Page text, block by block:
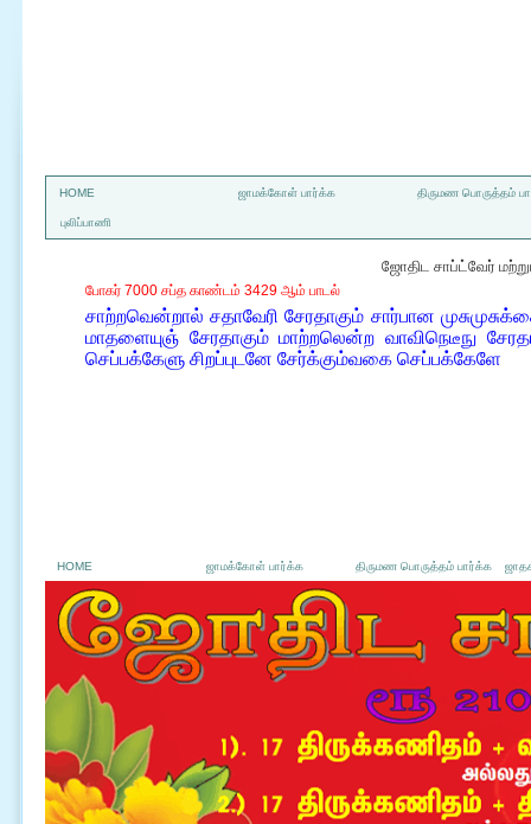
HOME ஜாமக்கோள் பார்க்க திருமண பொருத்தம்
புலிப்பாணி
ஜோதிட சாப்ட்வேர்
போகர் 7000 சப்த காண்டம் 3429 ஆம் பாடல்
சாற்றவென்றால் சதாவேரி சேரதாகும் சார்பான
மாதளையுஞ் சேரதாகும் மாற்றலென்ற வாவிநெடீநு
செப்பக்கேளு சிறப்புடனே சேர்க்கும்வகை செப்பக்கேளே
HOME ஜாமக்கோள் பார்க்க திருமண பொருத்தம் பார்க்க